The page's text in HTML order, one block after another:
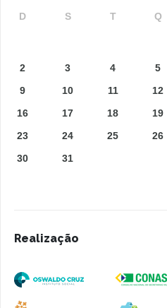
D S T Q
2
3 4 5
9
10 11 12
16
17 18 19
23
24 25 26
30
31
Realização